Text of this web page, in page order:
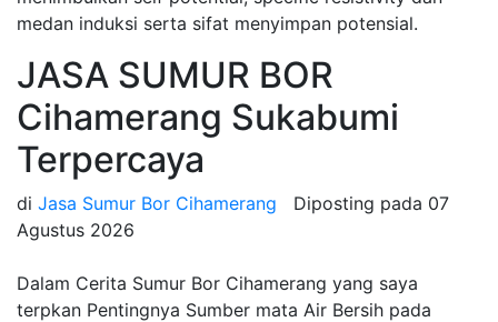
medan induksi serta sifat menyimpan potensial.
JASA SUMUR BOR
Cihamerang Sukabumi
Terpercaya
di Jasa Sumur Bor Cihamerang Diposting pada 07
Agustus 2026
Dalam Cerita Sumur Bor Cihamerang yang saya
terpkan Pentingnya Sumber mata Air Bersih pada